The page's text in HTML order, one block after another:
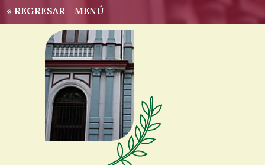
« REGRESAR MENÚ